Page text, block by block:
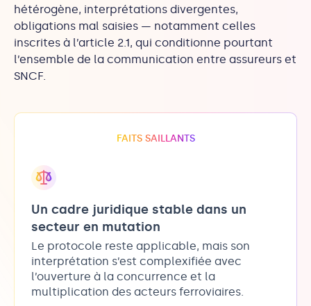
hétérogène, interprétations divergentes,
obligations mal saisies — notamment celles
inscrites à l’article 2.1, qui conditionne pourtant
l’ensemble de la communication entre assureurs et
SNCF.
FAITS SAILLANTS
Un cadre juridique stable dans un
secteur en mutation
Le protocole reste applicable, mais son
interprétation s’est complexifiée avec
l’ouverture à la concurrence et la
multiplication des acteurs ferroviaires.